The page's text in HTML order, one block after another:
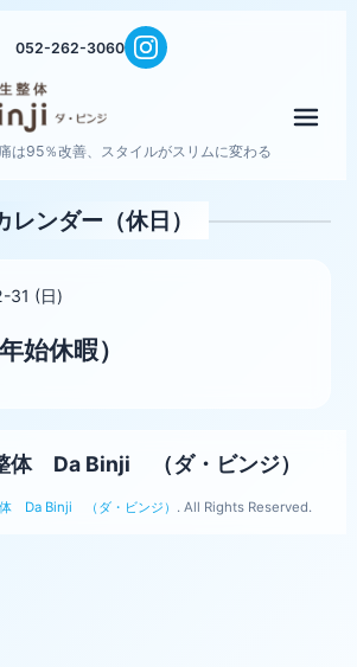
052-262-3060
は95％改善、スタイルがスリムに変わる
レンダー（休日）
31 (日)
始休暇）
体 Da Binji （ダ・ビンジ）
Da Binji （ダ・ビンジ） . All Rights Reserved.